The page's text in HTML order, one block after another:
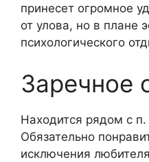
принесет огромное
от улова, но в плане
психологического
Заречное
Находится рядом с п.
Обязательно
исключения